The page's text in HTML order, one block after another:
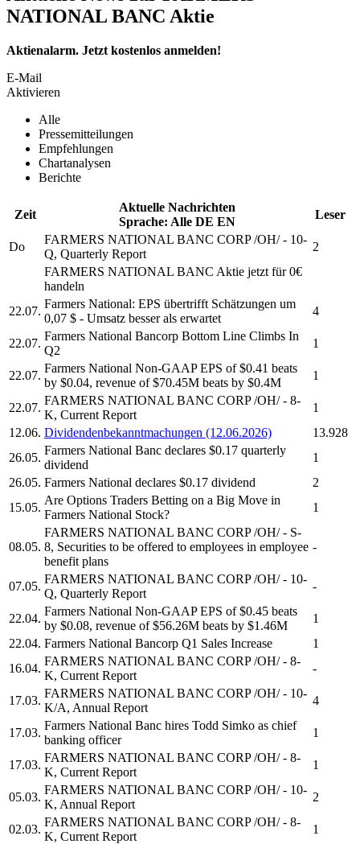
NATIONAL BANC Aktie
Aktienalarm. Jetzt kostenlos anmelden!
E-Mail
Aktivieren
Alle
Pressemitteilungen
Empfehlungen
Chartanalysen
Berichte
Zeit
Aktuelle Nachrichten
Sprache: Alle DE EN
Leser
Do
FARMERS NATIONAL BANC CORP/OH/ - 10-
Q, Quarterly Report
2
FARMERS NATIONAL BANC Aktie jetzt für 0€
handeln
22.07.
Farmers National: EPS übertrifft Schätzungen um
0,07 $ - Umsatz besser als erwartet
4
22.07.
Farmers National Bancorp Bottom Line Climbs In
Q2
1
22.07.
Farmers National Non-GAAP EPS of $0.41 beats
by $0.04, revenue of $70.45M beats by $0.4M
1
22.07.
FARMERS NATIONAL BANC CORP/OH/ - 8-
K, Current Report
1
12.06. Dividendenbekanntmachungen (12.06.2026)
13.928
26.05.
Farmers National Banc declares $0.17 quarterly
dividend
1
26.05. Farmers National declares $0.17 dividend
2
15.05.
Are Options Traders Betting on a Big Move in
Farmers National Stock?
1
08.05.
FARMERS NATIONAL BANC CORP/OH/ - S-
8, Securities to be offered to employees in employee
benefit plans
-
07.05.
FARMERS NATIONAL BANC CORP/OH/ - 10-
Q, Quarterly Report
-
22.04.
Farmers National Non-GAAP EPS of $0.45 beats
by $0.08, revenue of $56.26M beats by $1.46M
1
22.04. Farmers National Bancorp Q1 Sales Increase
1
16.04.
FARMERS NATIONAL BANC CORP/OH/ - 8-
K, Current Report
-
17.03.
FARMERS NATIONAL BANC CORP/OH/ - 10-
K/A, Annual Report
4
17.03.
Farmers National Banc hires Todd Simko as chief
banking officer
1
17.03.
FARMERS NATIONAL BANC CORP/OH/ - 8-
K, Current Report
1
05.03.
FARMERS NATIONAL BANC CORP/OH/ - 10-
K, Annual Report
2
02.03.
FARMERS NATIONAL BANC CORP/OH/ - 8-
K, Current Report
1